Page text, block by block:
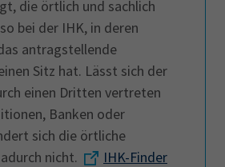
die örtlich und sachlich
bei der IHK, in deren
antragstellende
Sitz hat. Lässt sich der
einen Dritten vertreten
Banken oder
sich die örtliche
nicht.
IHK-Finder